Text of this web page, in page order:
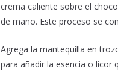
crema caliente sobre el
de mano. Este proceso se
Agrega la mantequilla en
para añadir la esencia o licor